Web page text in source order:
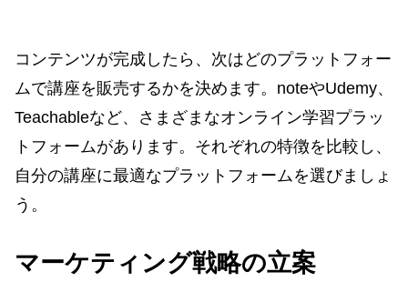
コンテンツが完成したら、次はどのプラットフォー
ムで講座を販売するかを決めます。noteやUdemy、
Teachableなど、さまざまなオンライン学習プラッ
トフォームがあります。それぞれの特徴を比較し、
自分の講座に最適なプラットフォームを選びましょ
う。
マーケティング戦略の立案